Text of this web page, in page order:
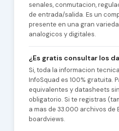
senales, conmutacion,
de entrada/salida. Es un
presente en una gran
analogicos y digitales.
¿Es gratis consultar los
Si, toda la informacion
InfoSquad es 100% gratuita.
equivalentes y datasheets
obligatorio. Si te registras
a mas de 33.000 archivos de
boardviews.